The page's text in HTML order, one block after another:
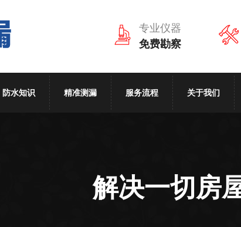
专业仪器
免费勘察
防水知识 精准测漏 服务流程 关于我们
解决一切房